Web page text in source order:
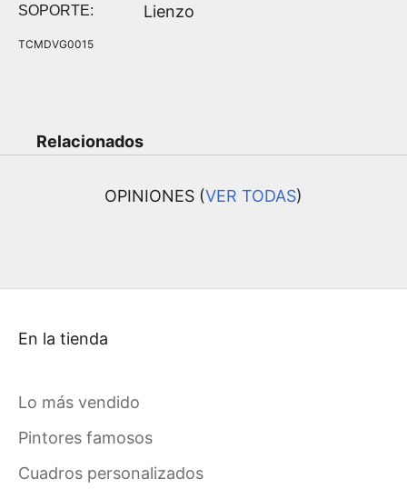
SOPORTE: Lienzo
TCMDVG0015
Relacionados
OPINIONES (VER TODAS)
En la tienda
Lo más vendido
Pintores famosos
Cuadros personalizados